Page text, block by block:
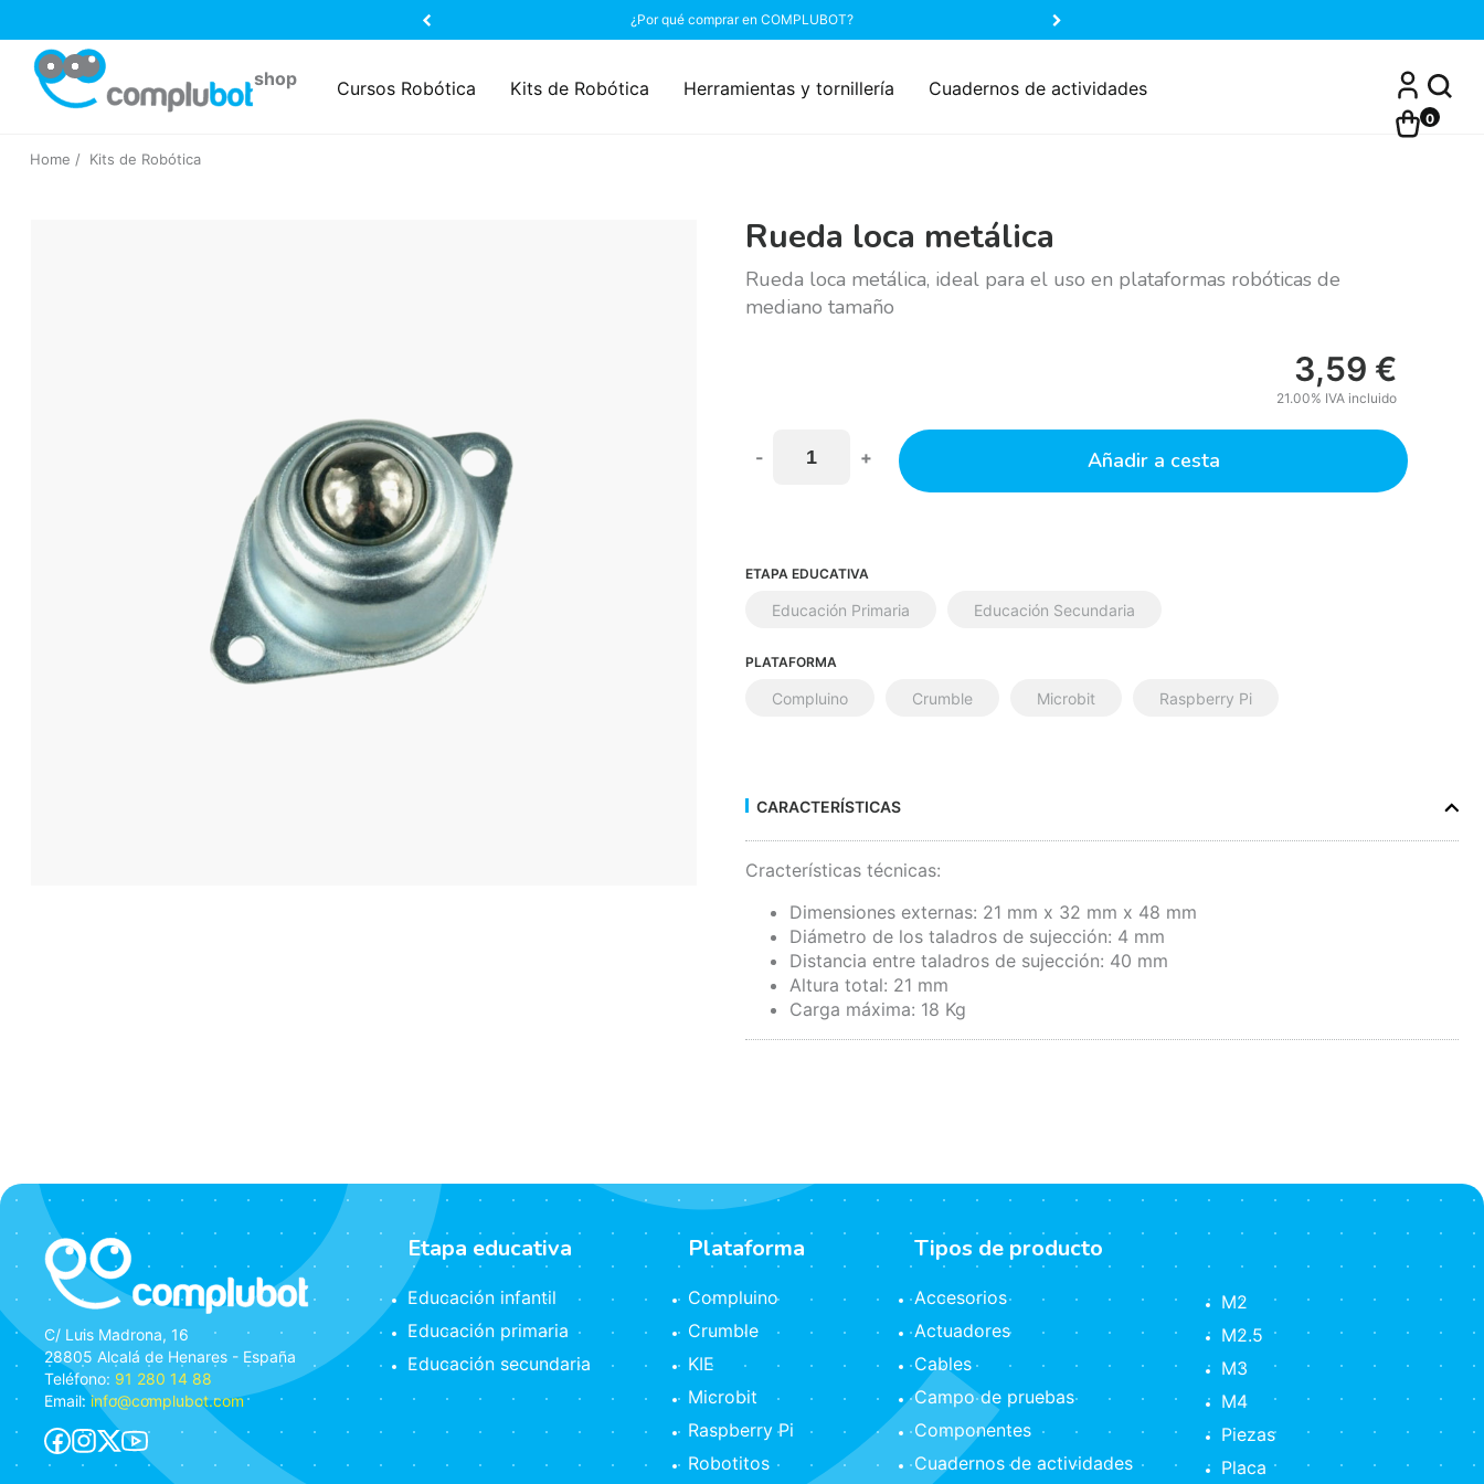
¿Por qué comprar en COMPLUBOT?
0
Cursos Robótica Kits de Robótica Herramientas y tornillería Cuadernos de actividades
Home Kits de Robótica
Rueda loca metálica
Rueda loca metálica, ideal para el uso en plataformas robóticas de
mediano tamaño
3,59 €
21.00% IVA incluido
- + Añadir a cesta
ETAPA EDUCATIVA
Educación Primaria Educación Secundaria
PLATAFORMA
Compluino Crumble Microbit Raspberry Pi
CARACTERÍSTICAS
Cracterísticas técnicas:
Dimensiones externas: 21 mm x 32 mm x 48 mm
Diámetro de los taladros de sujección: 4 mm
Distancia entre taladros de sujección: 40 mm
Altura total: 21 mm
Carga máxima: 18 Kg
C/ Luis Madrona, 16
28805 Alcalá de Henares - España
Teléfono: 91 280 14 88
Email:info@complubot.com
Etapa educativa
Educación infantil
Educación primaria
Educación secundaria
Plataforma
Compluino
Crumble
KIE
Microbit
Raspberry Pi
Robotitos
Tipos de producto
Accesorios
Actuadores
Cables
Campo de pruebas
Componentes
Cuadernos de actividades
M2
M2.5
M3
M4
Piezas
Placa